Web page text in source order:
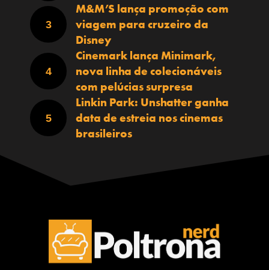
M&M’S lança promoção com
viagem para cruzeiro da
Disney
Cinemark lança Minimark,
nova linha de colecionáveis
com pelúcias surpresa
Linkin Park: Unshatter ganha
data de estreia nos cinemas
brasileiros